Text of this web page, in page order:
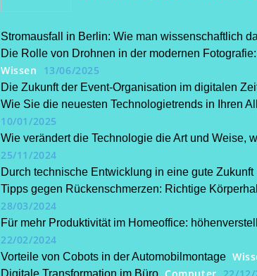
Stromausfall in Berlin: Wie man wissenschaftlich
Die Rolle von Drohnen in der modernen
Wissen 13/06/2025
Die Zukunft der Event-Organisation im digitalen
Wie Sie die neuesten Technologietrends in Ihren
10/01/2025
Wie verändert die Technologie die Art und Weise,
25/11/2024
Durch technische Entwicklung in eine gute Zukunft
Tipps gegen Rückenschmerzen: Richtige
28/03/2024
Für mehr Produktivität im Homeoffice:
22/02/2024
Vorteile von Cobots in der Automobilmontage
Digitale Transformation im Büro